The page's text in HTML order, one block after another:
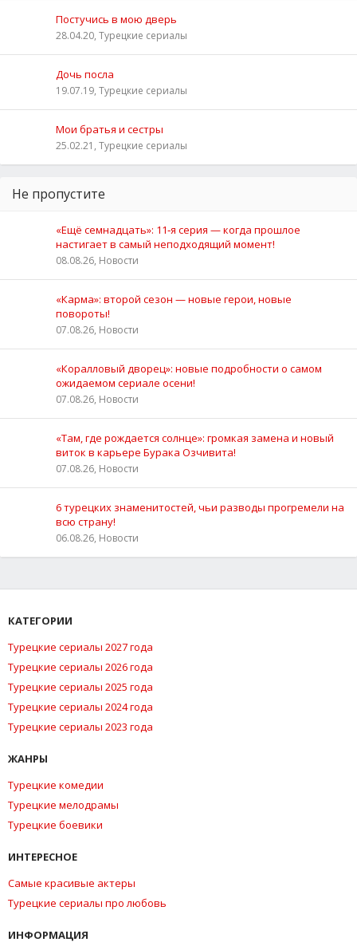
Постучись в мою дверь
28.04.20, Турецкие сериалы
Дочь посла
19.07.19, Турецкие сериалы
Мои братья и сестры
25.02.21, Турецкие сериалы
Не пропустите
«Ещё семнадцать»: 11‑я серия — когда прошлое
настигает в самый неподходящий момент!
08.08.26, Новости
«Карма»: второй сезон — новые герои, новые
повороты!
07.08.26, Новости
«Коралловый дворец»: новые подробности о самом
ожидаемом сериале осени!
07.08.26, Новости
«Там, где рождается солнце»: громкая замена и новый
виток в карьере Бурака Озчивита!
07.08.26, Новости
6 турецких знаменитостей, чьи разводы прогремели на
всю страну!
06.08.26, Новости
КАТЕГОРИИ
Турецкие сериалы 2027 года
Турецкие сериалы 2026 года
Турецкие сериалы 2025 года
Турецкие сериалы 2024 года
Турецкие сериалы 2023 года
ЖАНРЫ
Турецкие комедии
Турецкие мелодрамы
Турецкие боевики
ИНТЕРЕСНОЕ
Самые красивые актеры
Турецкие сериалы про любовь
ИНФОРМАЦИЯ